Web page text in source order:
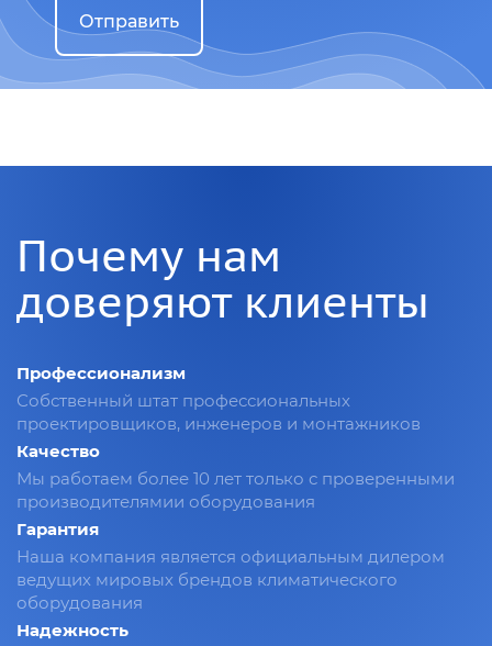
Отправить
Почему нам
доверяют клиенты
Профессионализм
Собственный штат профессиональных
проектировщиков, инженеров и монтажников
Качество
Мы работаем более 10 лет только с проверенными
производителямии оборудования
Гарантия
Наша компания является официальным дилером
ведущих мировых брендов климатического
оборудования
Надежность